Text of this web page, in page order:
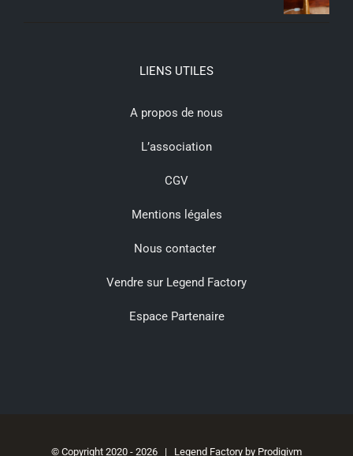
LIENS UTILES
A propos de nous
L’association
CGV
Mentions légales
Nous contacter
Vendre sur Legend Factory
Espace Partenaire
© Copyright 2020 - 2026 | Legend Factory by Prodigivm